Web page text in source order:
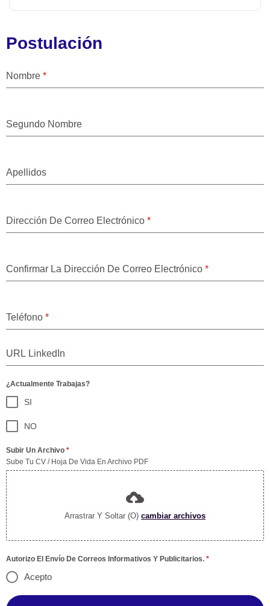
Postulación
Nombre *
Segundo Nombre
Apellidos
Dirección De Correo Electrónico *
Confirmar La Dirección De Correo Electrónico *
Teléfono *
¿Actualmente Trabajas?
SI
NO
Subir Un Archivo *
Sube Tu CV / Hoja De Vida En Archivo PDF
Arrastrar Y Soltar (o) cambiar archivos
Autorizo El Envío De Correos Informativos Y Publicitarios. *
Acepto